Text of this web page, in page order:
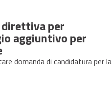
per
aggiuntivo per
domanda di candidatura per la